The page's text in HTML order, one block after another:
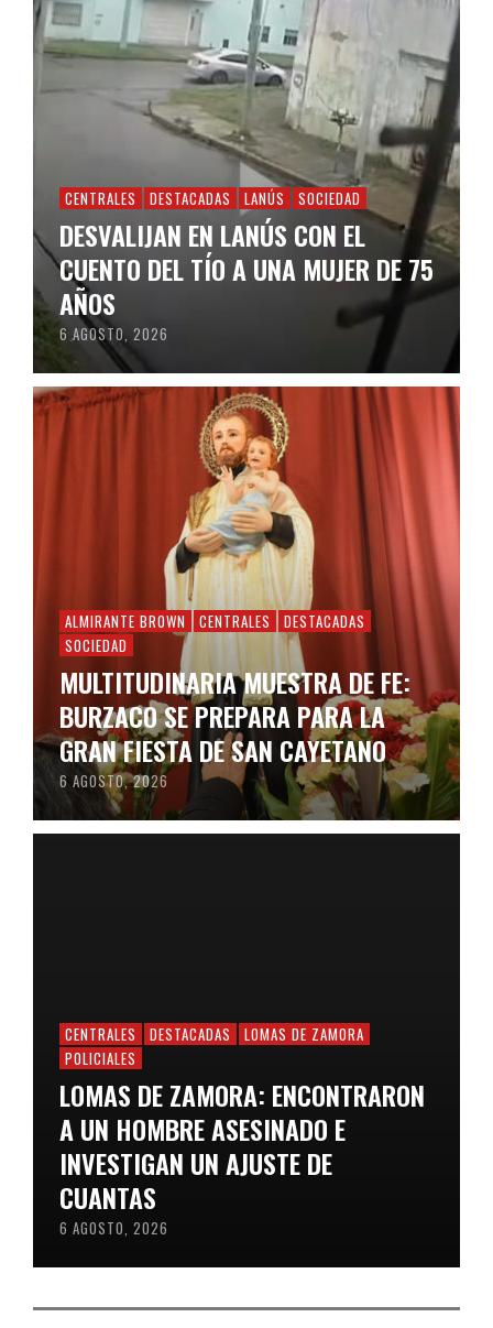
CENTRALES DESTACADAS LANÚS SOCIEDAD
DESVALIJAN EN LANÚS CON EL
CUENTO DEL TÍO A UNA MUJER DE 75
AÑOS
6 AGOSTO, 2026
ALMIRANTE BROWN CENTRALES DESTACADAS
SOCIEDAD
MULTITUDINARIA MUESTRA DE FE:
BURZACO SE PREPARA PARA LA
GRAN FIESTA DE SAN CAYETANO
6 AGOSTO, 2026
CENTRALES DESTACADAS LOMAS DE ZAMORA
POLICIALES
LOMAS DE ZAMORA: ENCONTRARON
A UN HOMBRE ASESINADO E
INVESTIGAN UN AJUSTE DE
CUANTAS
6 AGOSTO, 2026